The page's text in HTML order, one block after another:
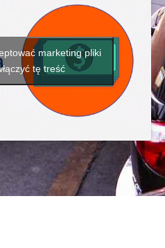
marketing pliki
tę treść